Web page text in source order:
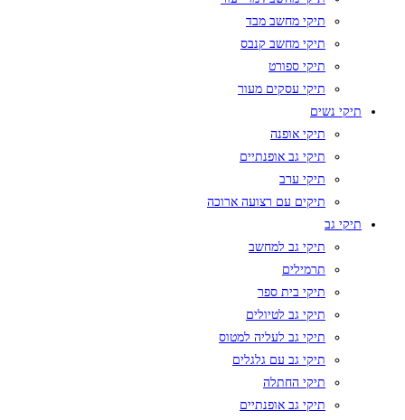
תיקי מחשב מבד
תיקי מחשב קנבס
תיקי ספורט
תיקי עסקים מעור
תיקי נשים
תיקי אופנה
תיקי גב אופנתיים
תיקי ערב
תיקים עם רצועה ארוכה
תיקי גב
תיקי גב למחשב
תרמילים
תיקי בית ספר
תיקי גב לטיולים
תיקי גב לעליה למטוס
תיקי גב עם גלגלים
תיקי החתלה
תיקי גב אופנתיים